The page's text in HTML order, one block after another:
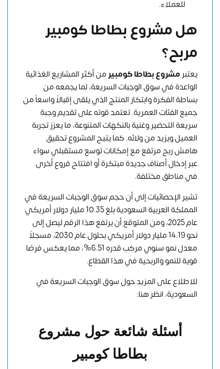
للعملاء.
هل مشروع بطاطا كومبير
مربح؟
يعتبر مشروع بطاطا كومبيرمن أكثر المشاريع الغذائية
الواعدة في سوق الوجبات السريعة، لما يجمعه من
بساطة الفكرة وابتكار المنتج الذي يلقى إقبالاً واسعاً من
جميع الفئات العمرية. تعتمد قوته على تقديم وجبة
سريعة التحضير وغنية بالنكهات المتنوعة، ما يعزز تجربة
العميل ويزيد من ولائه. كما يتيح المشروع تحقيق
هامش ربح مرتفع مع إمكانات توسع مستقبلي سواء
عبر إدخال أصناف جديدة مبتكرة أو افتتاح فروع أخرى
في مناطق مختلفة.
تشير الإحصائيات إلى أن حجم سوق الوجبات السريعة في
المملكة العربية السعودية بلغ 10.35 مليار دولار أمريكي
عام 2025، ومن المتوقع أن يرتفع هذا الرقم ليصل إلى
نحو 14.19 مليار دولار أمريكي بحلول عام 2030، مسجلاً
معدل نمو سنوي مركب قدره 6.51%، مما يعكس فرصًا
قوية للنمو والربحية في هذا القطاع.
للاطلاع على المزيد حول سوق الوجبات السريعة في
السعودية،انظر هنا:
أسئلة شائعة حول مشروع
بطاطا كومبير